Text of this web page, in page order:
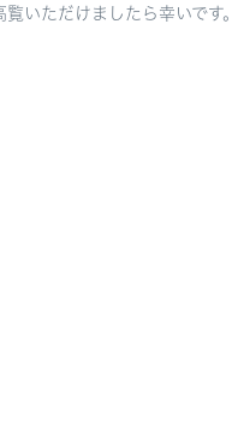
いただけましたら幸いです。